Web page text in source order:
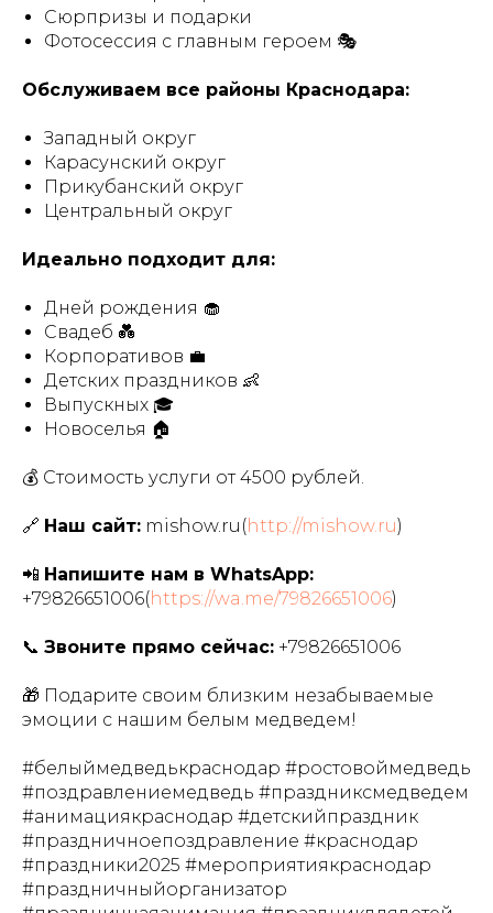
Сюрпризы и подарки
Фотосессия с главным героем 🎭
Обслуживаем все районы Краснодара:
Западный округ
Карасунский округ
Прикубанский округ
Центральный округ
Идеально подходит для:
Дней рождения 🧁
Свадеб 💑
Корпоративов 💼
Детских праздников 👶
Выпускных 🎓
Новоселья 🏠
💰 Стоимость услуги от 4500 рублей.
🔗 Наш сайт: mishow.ru(http://mishow.ru)
📲 Напишите нам в WhatsApp:
+79826651006(https://wa.me/79826651006)
📞 Звоните прямо сейчас: +79826651006
🎁 Подарите своим близким незабываемые
эмоции с нашим белым медведем!
#белыймедведькраснодар #ростовоймедведь
#поздравлениемедведь #праздниксмедведем
#анимациякраснодар #детскийпраздник
#праздничноепоздравление #краснодар
#праздники2025 #мероприятиякраснодар
#праздничныйорганизатор